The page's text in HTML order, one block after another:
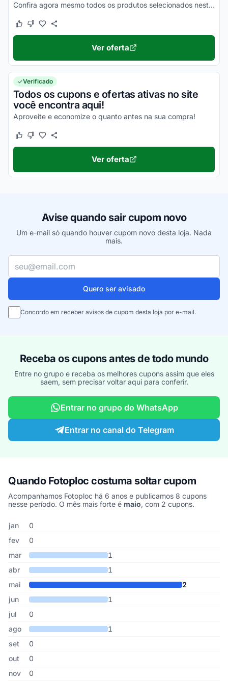
Confira agora mesmo todos os produtos selecionados nesta lista e aproveite para economizar nas suas compras online da melhor maneira possível!
Este cupom funcionou
Este cupom não funcionou
Ver oferta
Verificado
Todos os cupons e ofertas ativas no site
você encontra aqui!
Aproveite e economize o quanto antes na sua compra!
Este cupom funcionou
Este cupom não funcionou
Ver oferta
Avise quando sair cupom novo
Um e-mail só quando houver cupom novo desta loja. Nada
mais.
Seu e-mail
Quero ser avisado
Concordo em receber avisos de cupom desta loja por e-mail.
Receba os cupons antes de todo mundo
Entre no grupo e receba os melhores cupons assim que eles
saem, sem precisar voltar aqui para conferir.
Entrar no grupo do WhatsApp
Entrar no canal do Telegram
Quando Fotoploc costuma soltar cupom
Acompanhamos Fotoploc há 6 anos e publicamos 8 cupons
nesse período. O mês mais forte é maio, com 2 cupons.
Cupons de Fotoploc publicados por mês, somando os últimos 6
Mês Cupons publicados
jan
0
fev
0
mar
1
abr
1
mai
2
jun
1
jul
0
ago
1
set
0
out
0
nov
0